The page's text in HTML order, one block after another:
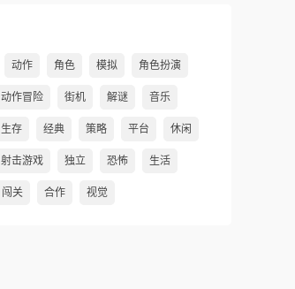
动作 角色 模拟 角色扮演
动作冒险 街机 解谜 音乐
生存 经典 策略 平台 休闲
射击游戏 独立 恐怖 生活
闯关 合作 视觉